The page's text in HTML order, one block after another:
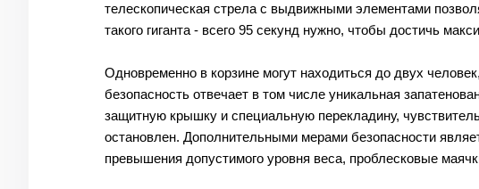
телескопическая стрела с выдвижными элементами
такого гиганта - всего 95 секунд нужно, чтобы достичь
Одновременно в корзине могут находиться до двух
безопасность отвечает в том числе уникальная
защитную крышку и специальную перекладину,
остановлен. Дополнительными мерами безопасности
превышения допустимого уровня веса, проблесковые